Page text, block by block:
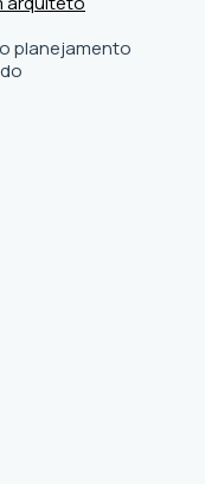
planejamento